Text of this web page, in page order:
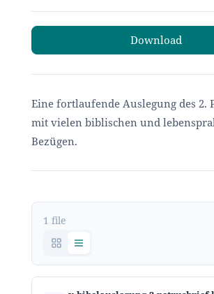
Download
Eine fortlaufende Auslegung des 2.
mit vielen biblischen und
Bezügen.
1 file